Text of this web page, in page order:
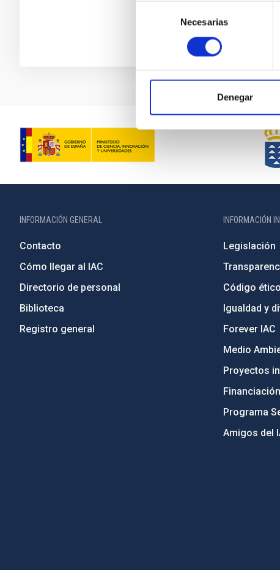
consentimiento
Necesarias
Denegar
INFORMACIÓN GENERAL
Contacto
Cómo llegar al IAC
Directorio de personal
Biblioteca
Registro general
INFORMACIÓN
Legislación
Código
Igualdad y
Forever IAC
Medio
Proyectos
Programa
Amigos del